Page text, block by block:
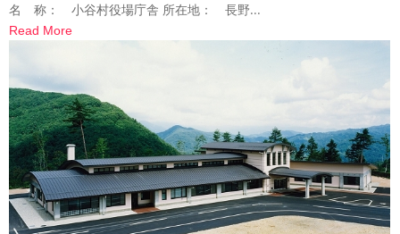
名 称： 小谷村役場庁舎 所在地： 長野...
Read More